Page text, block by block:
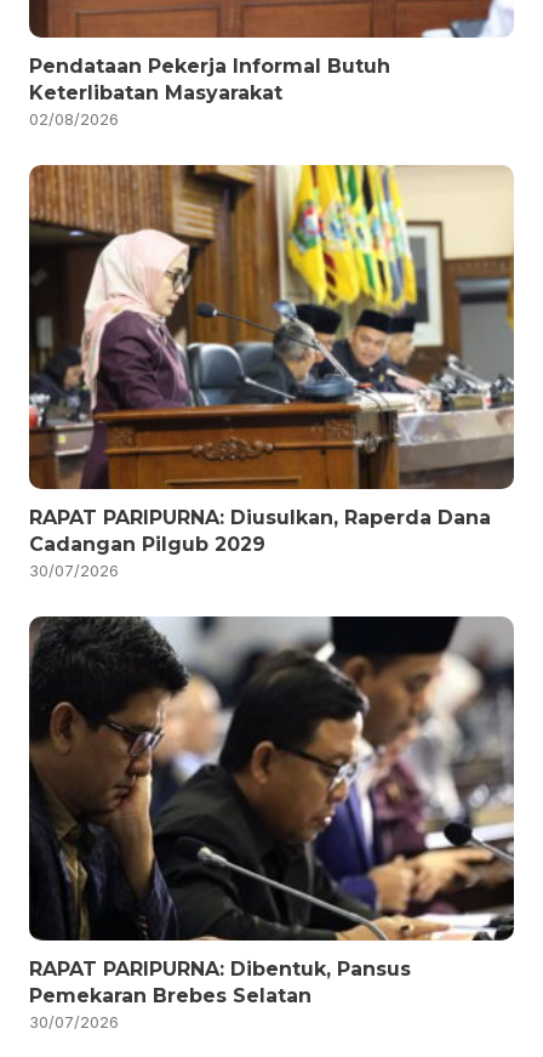
Pendataan Pekerja Informal Butuh
Keterlibatan Masyarakat
02/08/2026
RAPAT PARIPURNA: Diusulkan, Raperda Dana
Cadangan Pilgub 2029
30/07/2026
RAPAT PARIPURNA: Dibentuk, Pansus
Pemekaran Brebes Selatan
30/07/2026